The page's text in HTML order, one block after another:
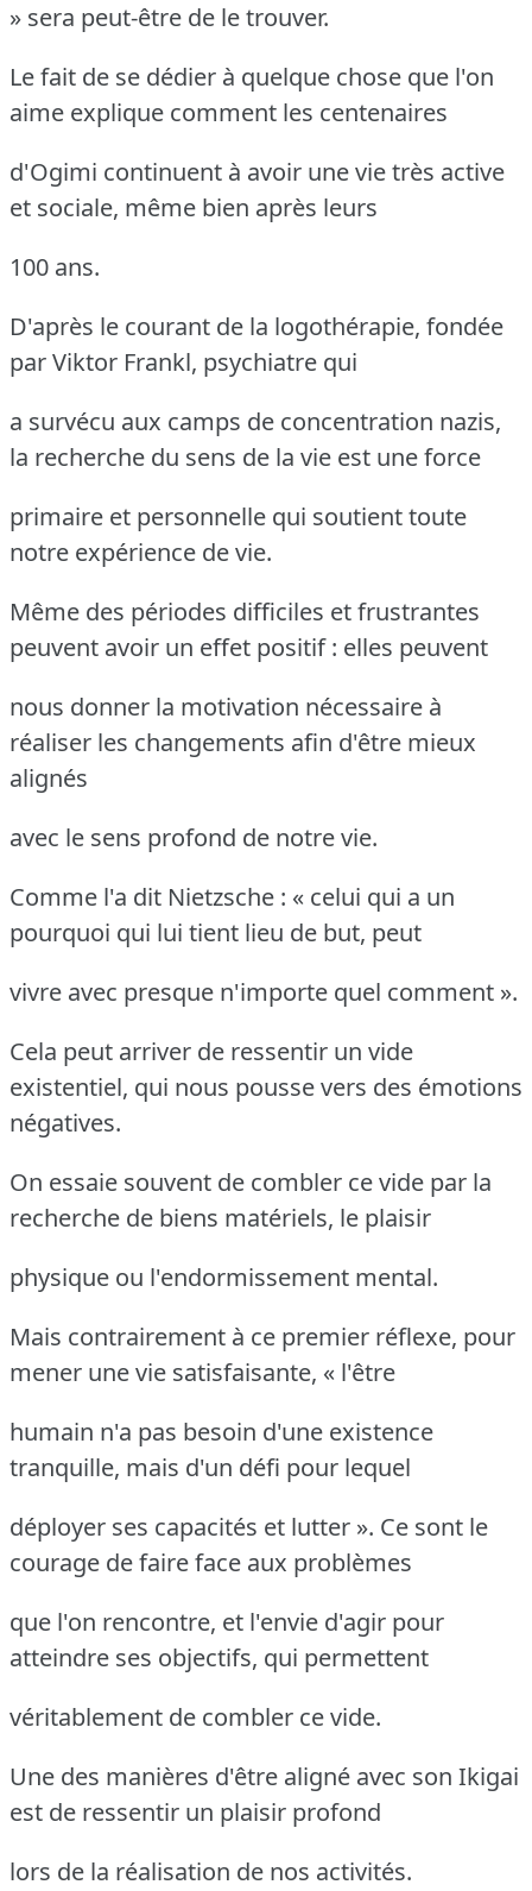
» sera peut-être de le trouver.
Le fait de se dédier à quelque chose que l'on
aime explique comment les centenaires
d'Ogimi continuent à avoir une vie très active
et sociale, même bien après leurs
100 ans.
D'après le courant de la logothérapie, fondée
par Viktor Frankl, psychiatre qui
a survécu aux camps de concentration nazis,
la recherche du sens de la vie est une force
primaire et personnelle qui soutient toute
notre expérience de vie.
Même des périodes difficiles et frustrantes
peuvent avoir un effet positif : elles peuvent
nous donner la motivation nécessaire à
réaliser les changements afin d'être mieux
alignés
avec le sens profond de notre vie.
Comme l'a dit Nietzsche : « celui qui a un
pourquoi qui lui tient lieu de but, peut
vivre avec presque n'importe quel comment ».
Cela peut arriver de ressentir un vide
existentiel, qui nous pousse vers des émotions
négatives.
On essaie souvent de combler ce vide par la
recherche de biens matériels, le plaisir
physique ou l'endormissement mental.
Mais contrairement à ce premier réflexe, pour
mener une vie satisfaisante, « l'être
humain n'a pas besoin d'une existence
tranquille, mais d'un défi pour lequel
déployer ses capacités et lutter ». Ce sont le
courage de faire face aux problèmes
que l'on rencontre, et l'envie d'agir pour
atteindre ses objectifs, qui permettent
véritablement de combler ce vide.
Une des manières d'être aligné avec son Ikigai
est de ressentir un plaisir profond
lors de la réalisation de nos activités.